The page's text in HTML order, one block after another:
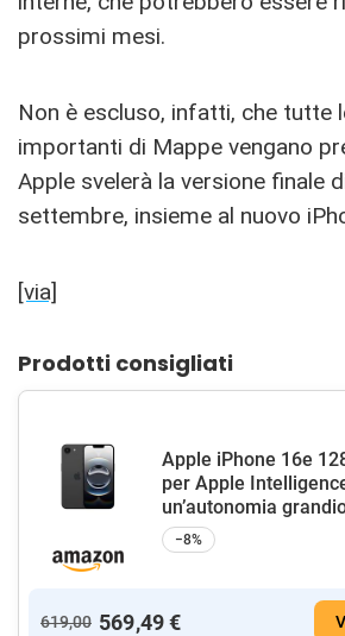
prossimi mesi.
Non è escluso, infatti, che tutte
importanti di Mappe vengano
Apple svelerà la versione finale
settembre, insieme al nuovo
[via]
Prodotti consigliati
Apple iPhone 16e
per Apple
un’autonomia
−8%
619,00 569,49 €